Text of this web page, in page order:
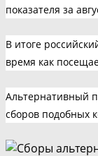
показателя за
В итоге
время как
Альтернативный
сборов подобных